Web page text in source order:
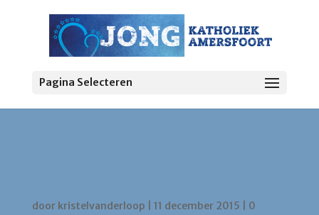
Pagina Selecteren
door kristelvanderloop 11 december 2015
0